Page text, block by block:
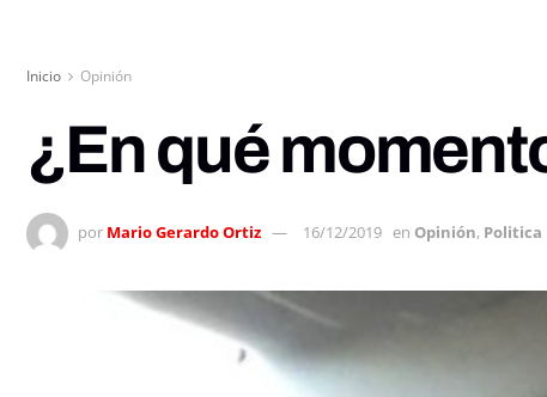
Inicio Opinión
¿En qué
por Mario Gerardo Ortiz 16/12/2019 en Opinión, Politica